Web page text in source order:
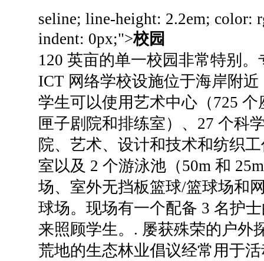
seline; line-height: 2.2em; color:
indent: 0px;">校园
120 英亩的单一校园非常特别。
ICT 网络学校设施位于海岸附
学生可以使用艺术中心（725
匣子剧院和排练室）、27 个科
院、艺术、设计和技术和纺织
室以及 2 个游泳池（50m 和
场、室外无挡板篮球/篮球场和
球场。 现场有一个配备 3 名护
来照顾学生。 . 屡获殊荣的户
荒地的生态林业倡议经常用于